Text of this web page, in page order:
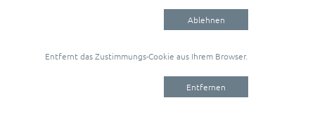
DSGVO
MO - FR | 9:00 - 16:00
UND NACH
KONTAKT
Entfernt das Zustimmungs-Cookie aus Ihrem Browser.
Ablehnen
Entfernen